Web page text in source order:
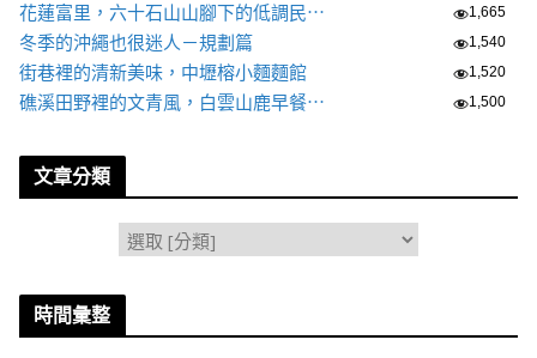
花蓮富里，六十石山山腳下的低調民⋯ 1,665
冬季的沖繩也很迷人－規劃篇 1,540
街巷裡的清新美味，中壢榕小麵麵館 1,520
礁溪田野裡的文青風，白雲山鹿早餐⋯ 1,500
文章分類
分
時間彙整